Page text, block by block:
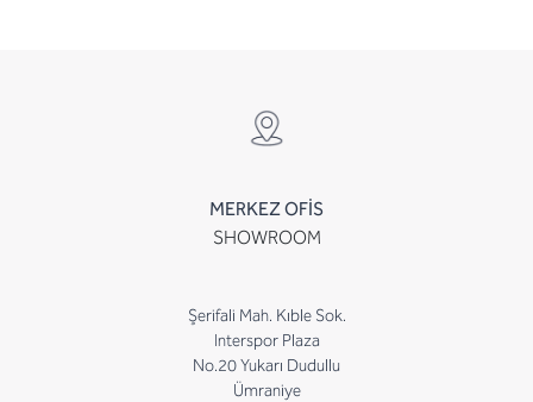
MERKEZ OFİS
SHOWROOM
Şerifali Mah. Kıble Sok.
Interspor Plaza
No.20 Yukarı Dudullu
Ümraniye